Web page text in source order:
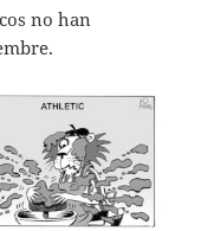
no han